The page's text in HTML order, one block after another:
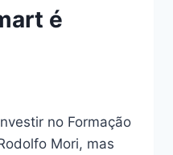
é
no Formação
Mori, mas